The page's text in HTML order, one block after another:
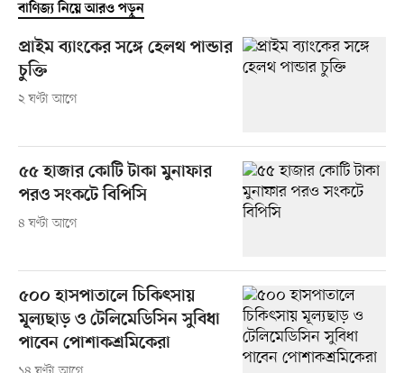
বাণিজ্য নিয়ে আরও পড়ুন
প্রাইম ব্যাংকের সঙ্গে হেলথ পান্ডার
চুক্তি
২ ঘণ্টা আগে
৫৫ হাজার কোটি টাকা মুনাফার
পরও সংকটে বিপিসি
৪ ঘণ্টা আগে
৫০০ হাসপাতালে চিকিৎসায়
মূল্যছাড় ও টেলিমেডিসিন সুবিধা
পাবেন পোশাকশ্রমিকেরা